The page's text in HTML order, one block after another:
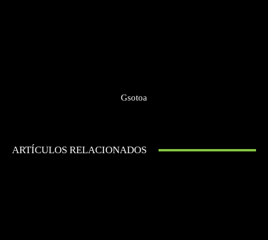
Gsotoa
ARTÍCULOS RELACIONADOS